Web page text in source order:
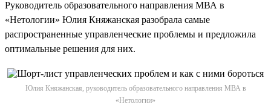
Руководитель образовательного направления МВА в
«Нетологии» Юлия Княжанская разобрала самые
распространенные управленческие проблемы и предложила
оптимальные решения для них.
Юлия Княжанская, руководитель образовательного направления МВА в
«Нетологии»